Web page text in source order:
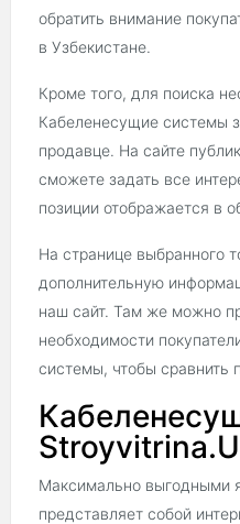
обратить внимание
в Узбекистане.
Кроме того, для поиска
Кабеленесущие системы
продавце. На сайте
сможете задать все
позиции отображается в
На странице выбранного
дополнительную
наш сайт. Там же можно
необходимости
системы, чтобы сравнить
Максимально выгодными
представляет собой